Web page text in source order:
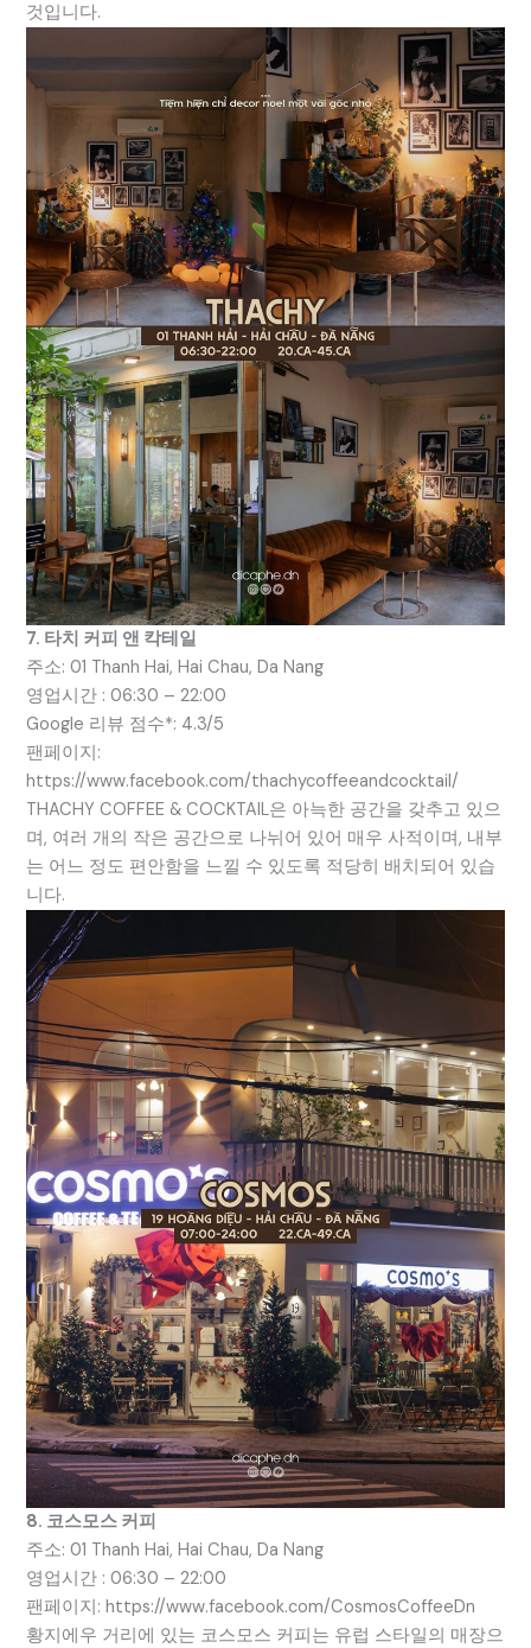
것입니다.
7. 타치 커피 앤 칵테일
주소: 01 Thanh Hai, Hai Chau, Da Nang
영업시간 : 06:30 – 22:00
Google 리뷰 점수*: 4.3/5
팬페이지:
https://www.facebook.com/thachycoffeeandcocktail/
THACHY COFFEE & COCKTAIL은 아늑한 공간을 갖추고 있으
며, 여러 개의 작은 공간으로 나뉘어 있어 매우 사적이며, 내부
는 어느 정도 편안함을 느낄 수 있도록 적당히 배치되어 있습
니다.
8. 코스모스 커피
주소: 01 Thanh Hai, Hai Chau, Da Nang
영업시간 : 06:30 – 22:00
팬페이지: https://www.facebook.com/CosmosCoffeeDn
황지에우 거리에 있는 코스모스 커피는 유럽 스타일의 매장으